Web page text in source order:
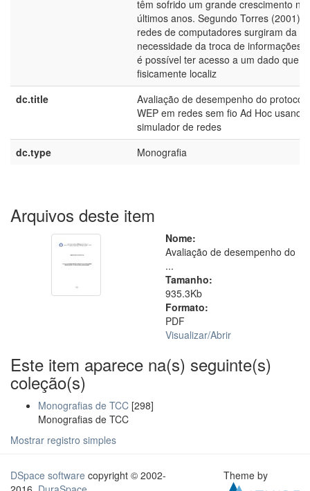
têm sofrido um grande crescimento
últimos anos. Segundo Torres (2001),
redes de computadores surgiram da
necessidade da troca de informações,
é possível ter acesso a um dado que
fisicamente localiz
dc.title
Avaliação de desempenho do protocolo
WEP em redes sem fio Ad Hoc usando
simulador de redes
dc.type
Monografia
Arquivos deste item
Nome:
Avaliação de desempenho do
...
Tamanho:
935.3Kb
Formato:
PDF
Visualizar/Abrir
Este item aparece na(s) seguinte(s)
coleção(s)
Monografias de TCC [298]
Monografias de TCC
Mostrar registro simples
DSpace software copyright © 2002-
Theme by